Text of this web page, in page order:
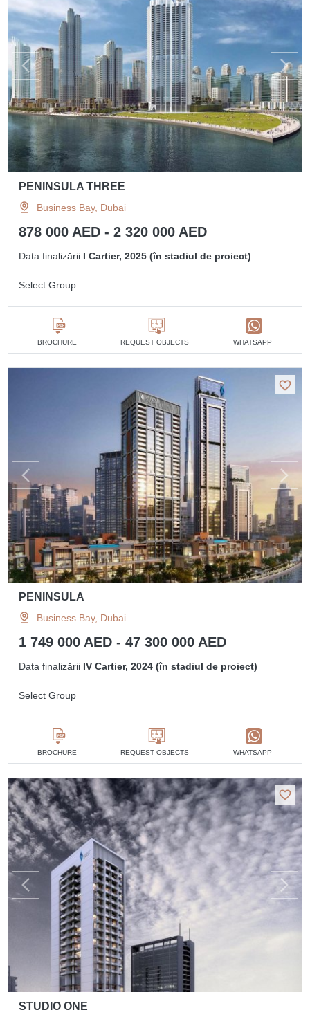
PENINSULA THREE
Business Bay, Dubai
878 000 AED - 2 320 000 AED
Data finalizării I Cartier, 2025 (în stadiul de proiect)
Select Group
BROCHURE REQUEST OBJECTS WHATSAPP
PENINSULA
Business Bay, Dubai
1 749 000 AED - 47 300 000 AED
Data finalizării IV Cartier, 2024 (în stadiul de proiect)
Select Group
BROCHURE REQUEST OBJECTS WHATSAPP
STUDIO ONE